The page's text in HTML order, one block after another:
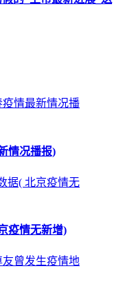
情况播报)
疫情无新增)